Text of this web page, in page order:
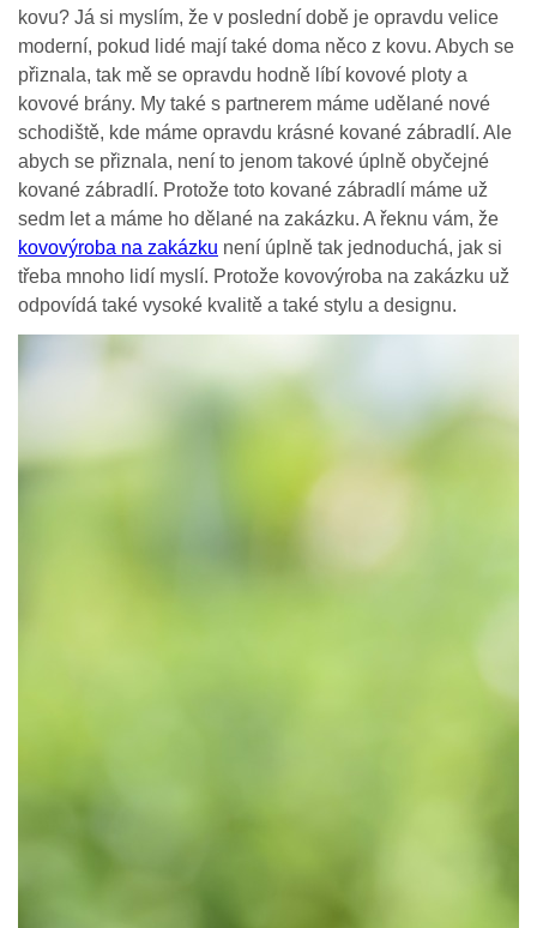
kovu? Já si myslím, že v poslední době je opravdu velice
moderní, pokud lidé mají také doma něco z kovu. Abych se
přiznala, tak mě se opravdu hodně líbí kovové ploty a
kovové brány. My také s partnerem máme udělané nové
schodiště, kde máme opravdu krásné kované zábradlí. Ale
abych se přiznala, není to jenom takové úplně obyčejné
kované zábradlí. Protože toto kované zábradlí máme už
sedm let a máme ho dělané na zakázku. A řeknu vám, že
kovovýroba na zakázku není úplně tak jednoduchá, jak si
třeba mnoho lidí myslí. Protože kovovýroba na zakázku už
odpovídá také vysoké kvalitě a také stylu a designu.